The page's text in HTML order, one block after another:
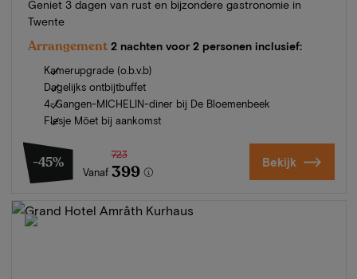
Geniet 3 dagen van rust en bijzondere gastronomie in
Twente
Arrangement 2 nachten voor 2 personen inclusief:
Kamerupgrade (o.b.v.b)
Dagelijks ontbijtbuffet
4-Gangen-MICHELIN-diner bij De Bloemenbeek
Flesje Möet bij aankomst
-45%
Vanaf
723
399 Bekijk